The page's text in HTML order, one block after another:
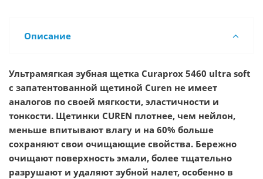
Описание
Ультрамягкая зубная щетка Curaprox 5460 ultra soft
с запатентованной щетиной Curen не имеет
аналогов по своей мягкости, эластичности и
тонкости. Щетинки CUREN плотнее, чем нейлон,
меньше впитывают влагу и на 60% больше
сохраняют свои очищающие свойства. Бережно
очищают поверхность эмали, более тщательно
разрушают и удаляют зубной налет, особенно в